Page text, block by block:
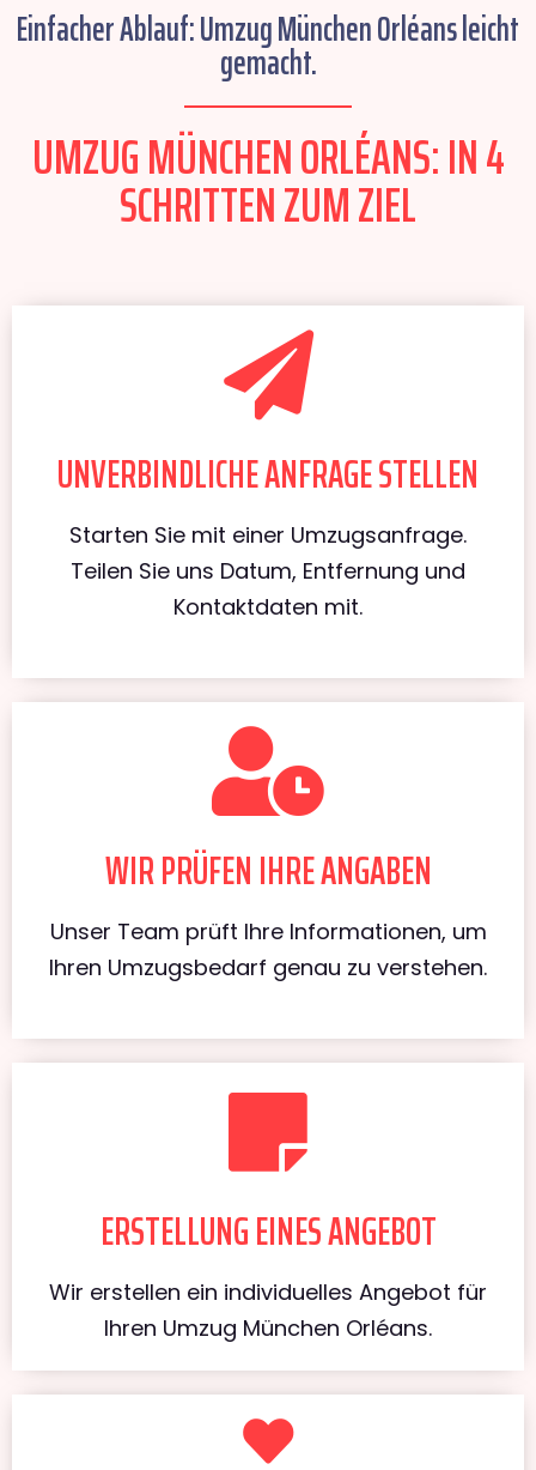
Einfacher Ablauf: Umzug München Orléans leicht
gemacht.
UMZUG MÜNCHEN ORLÉANS: IN 4
SCHRITTEN ZUM ZIEL
UNVERBINDLICHE ANFRAGE STELLEN
Starten Sie mit einer Umzugsanfrage.
Teilen Sie uns Datum, Entfernung und
Kontaktdaten mit.
WIR PRÜFEN IHRE ANGABEN
Unser Team prüft Ihre Informationen, um
Ihren Umzugsbedarf genau zu verstehen.
ERSTELLUNG EINES ANGEBOT
Wir erstellen ein individuelles Angebot für
Ihren Umzug München Orléans.